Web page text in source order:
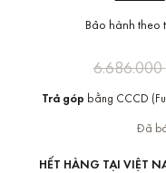
Bảo hành theo
6.686.000
Trả góp bằng CCCD
Đã
HẾT HÀNG TẠI VIỆT